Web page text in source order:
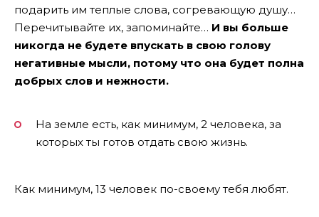
подарить им теплые слова, согревающую душу…
Перечитывайте их, запоминайте… И вы больше
никогда не будете впускать в свою голову
негативные мысли, потому что она будет полна
добрых слов и нежности.
На земле есть, как минимум, 2 человека, за
которых ты готов отдать свою жизнь.
Как минимум, 13 человек по-своему тебя любят.